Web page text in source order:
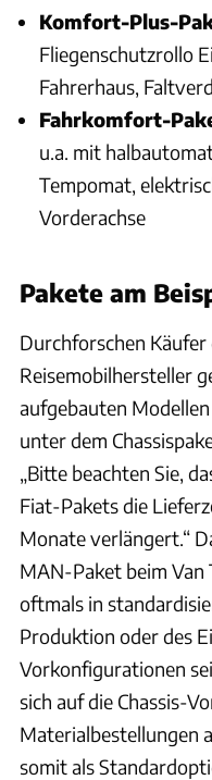
Komfort-Plus-
Fliegenschutzrollo
Fahrerhaus,
Fahrkomfort-
u.a. mit
Tempomat,
Vorderachse
Pakete am
Durchforschen Käufer
Reisemobilhersteller
aufgebauten
unter dem
„Bitte beachten Sie,
Fiat-Pakets die
Monate verlängert.“
MAN-Paket beim Van
oftmals in
Produktion oder des
Vorkonfigurationen
sich auf die Chassis-
Materialbestellungen
somit als